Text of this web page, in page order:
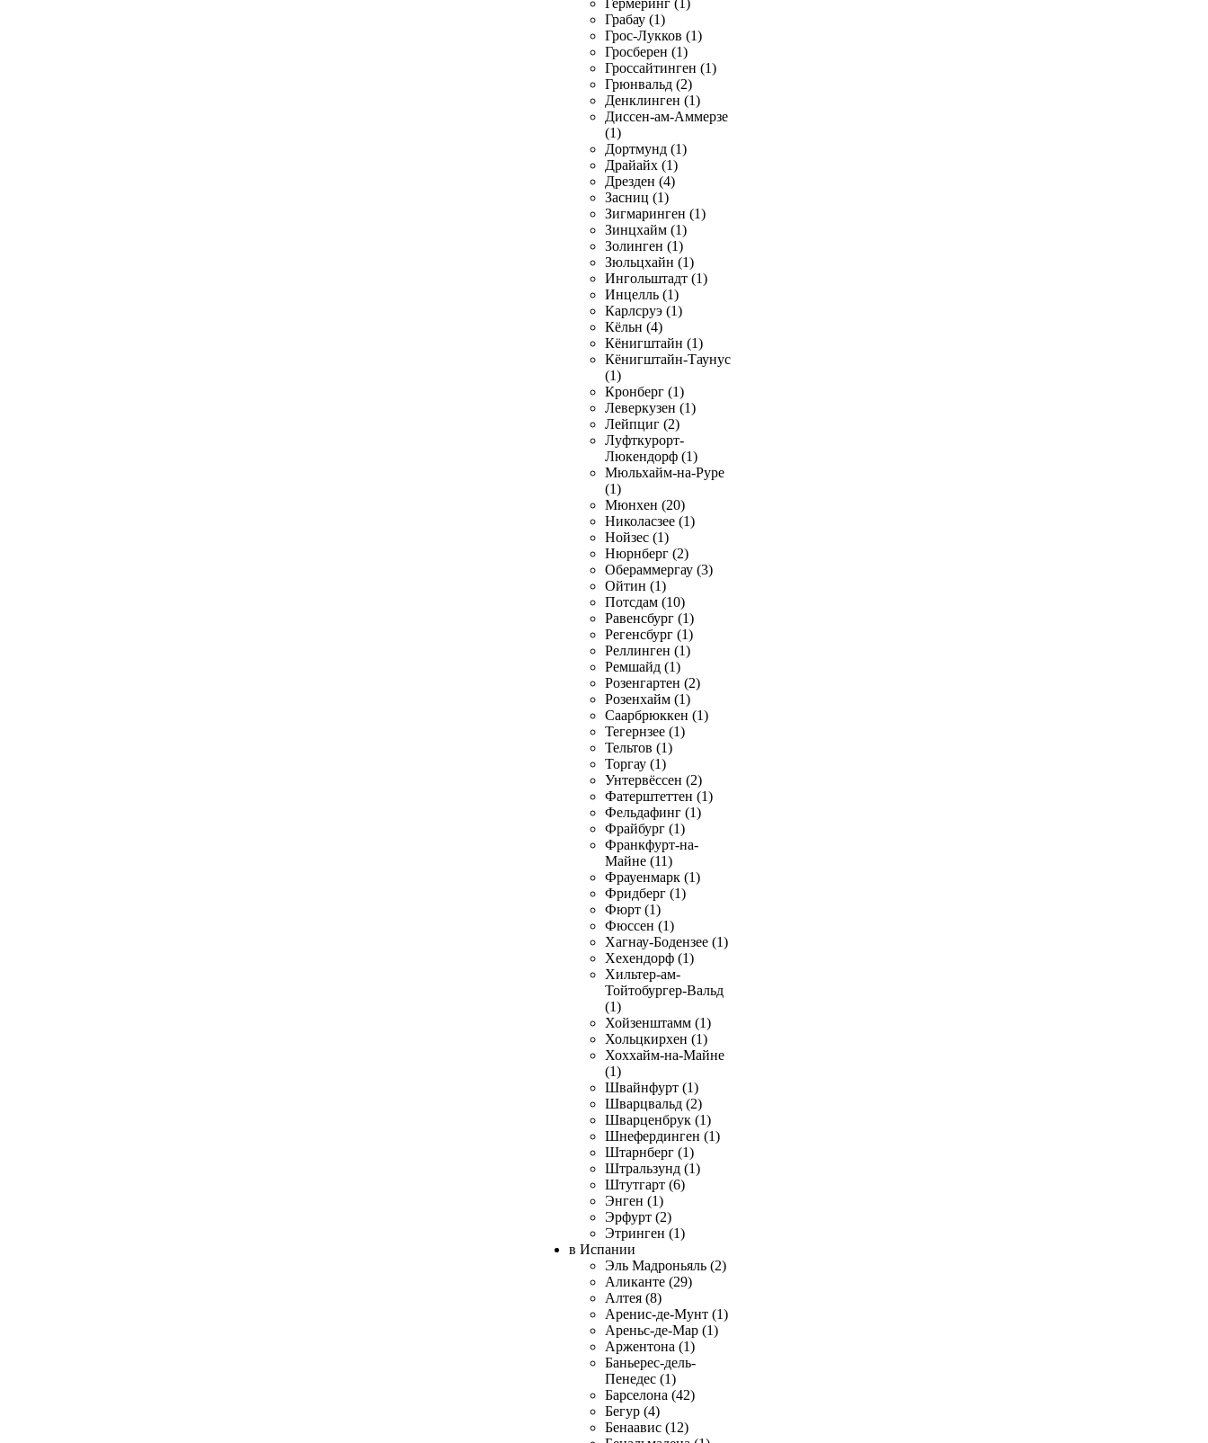
Гермеринг (1)
Грабау (1)
Грос-Лукков (1)
Гросберен (1)
Гроссайтинген (1)
Грюнвальд (2)
Денклинген (1)
Диссен-ам-Аммерзе
(1)
Дортмунд (1)
Драйайх (1)
Дрезден (4)
Засниц (1)
Зигмаринген (1)
Зинцхайм (1)
Золинген (1)
Зюльцхайн (1)
Ингольштадт (1)
Инцелль (1)
Карлсруэ (1)
Кёльн (4)
Кёнигштайн (1)
Кёнигштайн-Таунус
(1)
Кронберг (1)
Леверкузен (1)
Лейпциг (2)
Луфткурорт-
Люкендорф (1)
Мюльхайм-на-Руре
(1)
Мюнхен (20)
Николасзее (1)
Нойзес (1)
Нюрнберг (2)
Обераммергау (3)
Ойтин (1)
Потсдам (10)
Равенсбург (1)
Регенсбург (1)
Реллинген (1)
Ремшайд (1)
Розенгартен (2)
Розенхайм (1)
Саарбрюккен (1)
Тегернзее (1)
Тельтов (1)
Торгау (1)
Унтервёссен (2)
Фатерштеттен (1)
Фельдафинг (1)
Фрайбург (1)
Франкфурт-на-
Майне (11)
Фрауенмарк (1)
Фридберг (1)
Фюрт (1)
Фюссен (1)
Хагнау-Бодензее (1)
Хехендорф (1)
Хильтер-ам-
Тойтобургер-Вальд
(1)
Хойзенштамм (1)
Хольцкирхен (1)
Хоххайм-на-Майне
(1)
Швайнфурт (1)
Шварцвальд (2)
Шварценбрук (1)
Шнефердинген (1)
Штарнберг (1)
Штральзунд (1)
Штутгарт (6)
Энген (1)
Эрфурт (2)
Этринген (1)
в Испании
Эль Мадроньяль (2)
Аликанте (29)
Алтея (8)
Аренис-де-Мунт (1)
Ареньс-де-Мар (1)
Аржентона (1)
Баньерес-дель-
Пенедес (1)
Барселона (42)
Бегур (4)
Бенаавис (12)